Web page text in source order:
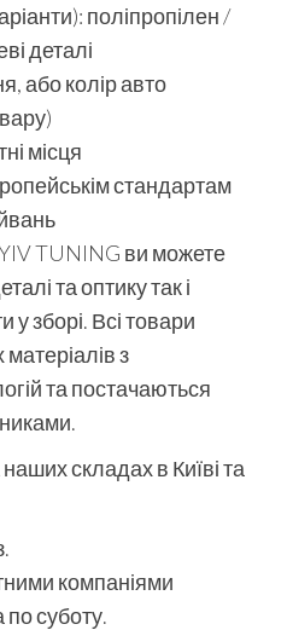
поліпропілен /
деталі
або колір авто
місця
стандартам
TUNING ви можете
та оптику так і
у зборі. Всі товари
матеріалів з
та постачаються
складах в Київі та
компаніями
суботу.